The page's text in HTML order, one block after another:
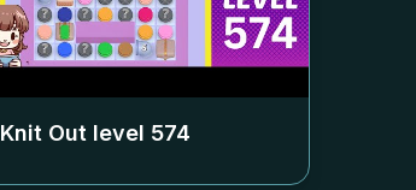
Knit Out level 574